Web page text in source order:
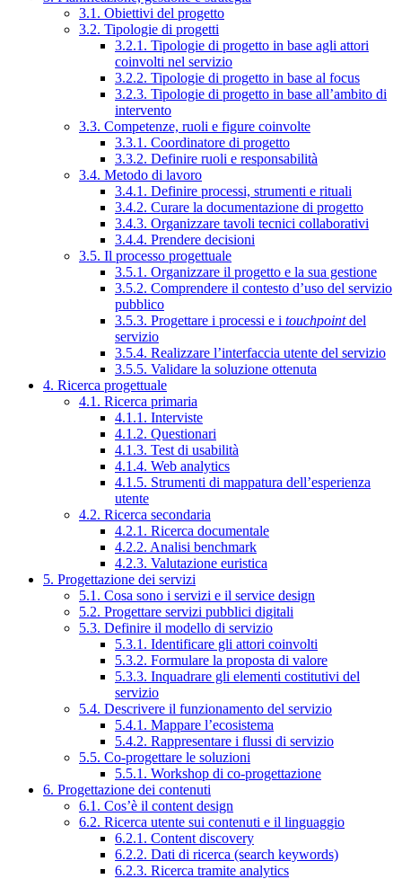
3.1. Obiettivi del progetto
3.2. Tipologie di progetti
3.2.1. Tipologie di progetto in base agli attori
coinvolti nel servizio
3.2.2. Tipologie di progetto in base al focus
3.2.3. Tipologie di progetto in base all’ambito di
intervento
3.3. Competenze, ruoli e figure coinvolte
3.3.1. Coordinatore di progetto
3.3.2. Definire ruoli e responsabilità
3.4. Metodo di lavoro
3.4.1. Definire processi, strumenti e rituali
3.4.2. Curare la documentazione di progetto
3.4.3. Organizzare tavoli tecnici collaborativi
3.4.4. Prendere decisioni
3.5. Il processo progettuale
3.5.1. Organizzare il progetto e la sua gestione
3.5.2. Comprendere il contesto d’uso del servizio
pubblico
3.5.3. Progettare i processi e i touchpointdel
servizio
3.5.4. Realizzare l’interfaccia utente del servizio
3.5.5. Validare la soluzione ottenuta
4. Ricerca progettuale
4.1. Ricerca primaria
4.1.1. Interviste
4.1.2. Questionari
4.1.3. Test di usabilità
4.1.4. Web analytics
4.1.5. Strumenti di mappatura dell’esperienza
utente
4.2. Ricerca secondaria
4.2.1. Ricerca documentale
4.2.2. Analisi benchmark
4.2.3. Valutazione euristica
5. Progettazione dei servizi
5.1. Cosa sono i servizi e il service design
5.2. Progettare servizi pubblici digitali
5.3. Definire il modello di servizio
5.3.1. Identificare gli attori coinvolti
5.3.2. Formulare la proposta di valore
5.3.3. Inquadrare gli elementi costitutivi del
servizio
5.4. Descrivere il funzionamento del servizio
5.4.1. Mappare l’ecosistema
5.4.2. Rappresentare i flussi di servizio
5.5. Co-progettare le soluzioni
5.5.1. Workshop di co-progettazione
6. Progettazione dei contenuti
6.1. Cos’è il content design
6.2. Ricerca utente sui contenuti e il linguaggio
6.2.1. Content discovery
6.2.2. Dati di ricerca (search keywords)
6.2.3. Ricerca tramite analytics